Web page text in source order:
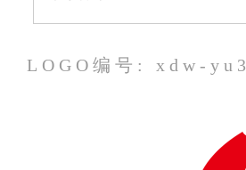
LOGO编号: xdw-yu3